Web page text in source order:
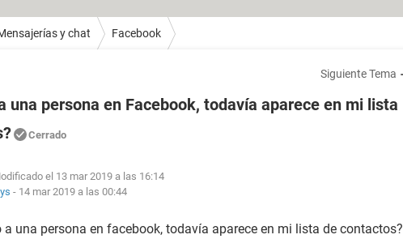
y chat Facebook
Siguiente Tema
una persona en Facebook, todavía aparece en mi lista
Cerrado
el 13 mar 2019 a las 16:14
- 14 mar 2019 a las 00:44
a una persona en facebook, todavía aparece en mi lista de contactos?